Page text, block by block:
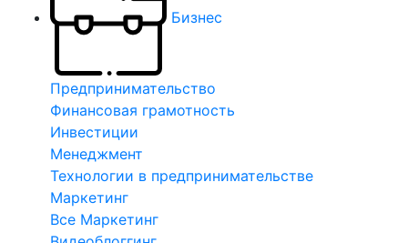
Бизнес
Предпринимательство
Финансовая грамотность
Инвестиции
Менеджмент
Технологии в предпринимательстве
Маркетинг
Все Маркетинг